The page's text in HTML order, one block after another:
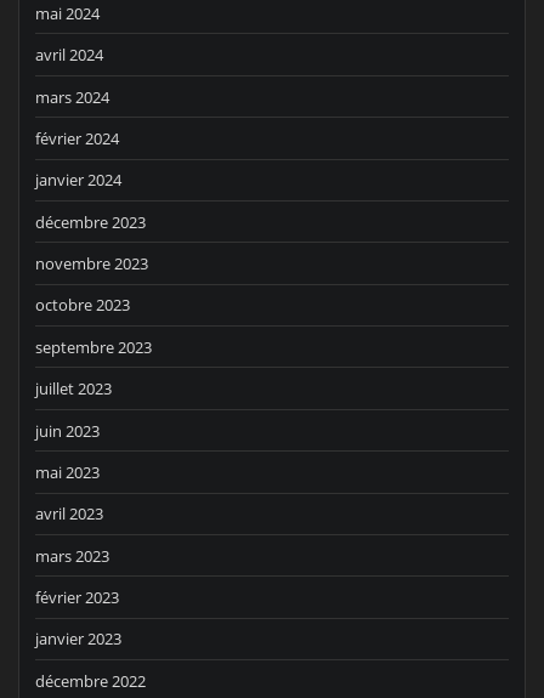
mai 2024
avril 2024
mars 2024
février 2024
janvier 2024
décembre 2023
novembre 2023
octobre 2023
septembre 2023
juillet 2023
juin 2023
mai 2023
avril 2023
mars 2023
février 2023
janvier 2023
décembre 2022